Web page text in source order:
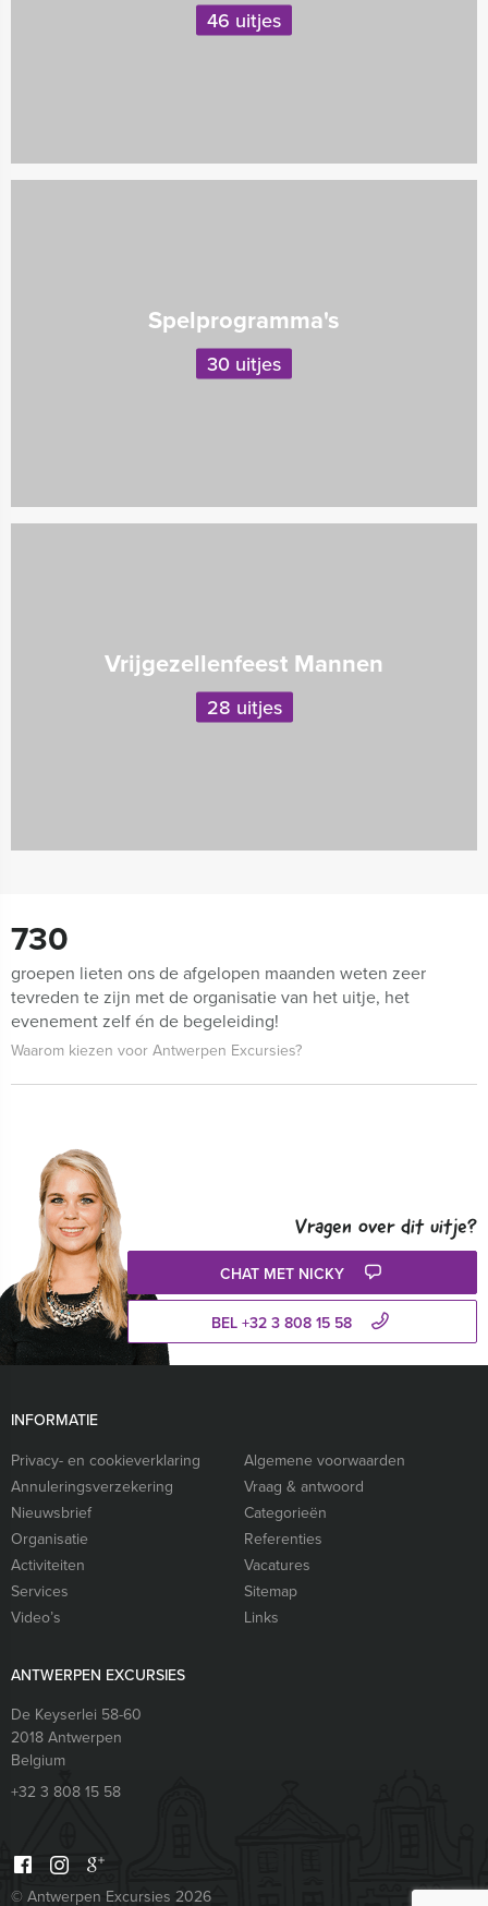
46 uitjes
Spelprogramma's
30 uitjes
Vrijgezellenfeest Mannen
28 uitjes
730
groepen lieten ons de afgelopen maanden weten zeer
tevreden te zijn met de organisatie van het uitje, het
evenement zelf én de begeleiding!
Waarom kiezen voor Antwerpen Excursies?
Vragen over dit uitje?
CHAT MET NICKY
BEL +32 3 808 15 58
INFORMATIE
Privacy- en cookieverklaring
Algemene voorwaarden
Annuleringsverzekering
Vraag & antwoord
Nieuwsbrief
Categorieën
Organisatie
Referenties
Activiteiten
Vacatures
Services
Sitemap
Video’s
Links
ANTWERPEN EXCURSIES
De Keyserlei 58-60
2018Antwerpen
Belgium
+32 3 808 15 58
© Antwerpen Excursies 2026